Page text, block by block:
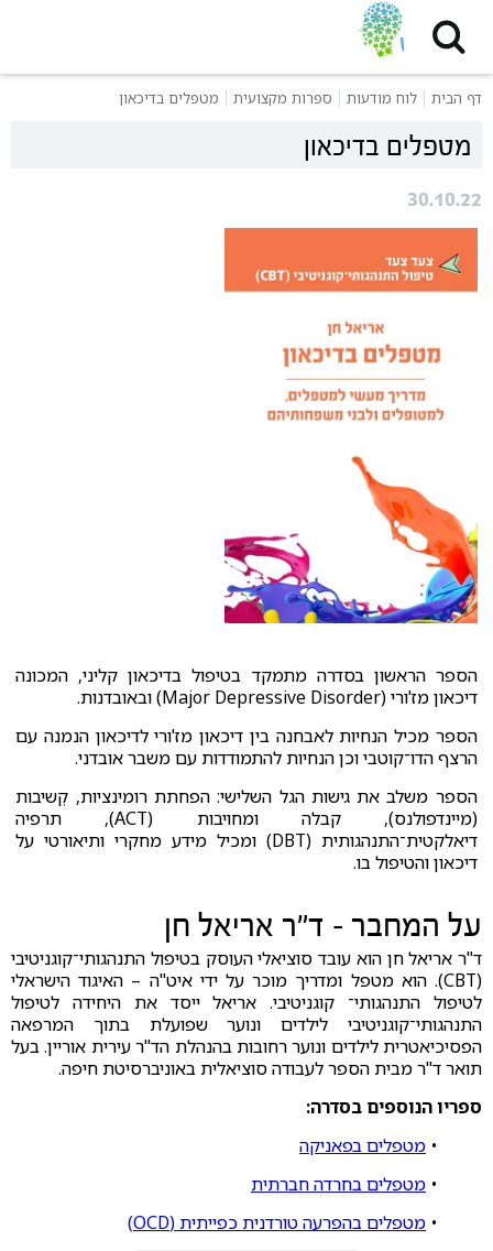
דף הבית לוח מודעות ספרות מקצועית מטפלים בדיכאון
מטפלים בדיכאון
30.10.22
הספר הראשון בסדרה מתמקד בטיפול בדיכאון קליני, המכונה
דיכאון מז'ורי (Major Depressive Disorder) ובאובדנות.
הספר מכיל הנחיות לאבחנה בין דיכאון מז'ורי לדיכאון הנמנה עם
הרצף הדו־קוטבי וכן הנחיות להתמודדות עם משבר אובדני.
הספר משלב את גישות הגל השלישי: הפחתת רומינציות, קְשיבות
(מיינדפולנס), קבלה ומחויבות (ACT), תרפיה
דיאלקטית־התנהגותית (DBT) ומכיל מידע מחקרי ותיאורטי על
דיכאון והטיפול בו.
על המחבר – ד"ר אריאל חן
ד"ר אריאל חן הוא עובד סוציאלי העוסק בטיפול התנהגותי־קוגניטיבי
(CBT). הוא מטפל ומדריך מוכר על ידי איט"ה – האיגוד הישראלי
לטיפול התנהגותי־ קוגניטיבי. אריאל ייסד את היחידה לטיפול
התנהגותי־קוגניטיבי לילדים ונוער שפועלת בתוך המרפאה
הפסיכיאטרית לילדים ונוער רחובות בהנהלת הד"ר עירית אוריין. בעל
תואר ד"ר מבית הספר לעבודה סוציאלית באוניברסיטת חיפה.
ספריו הנוספים בסדרה:
• מטפלים בפאניקה
• מטפלים בחרדה חברתית
• מטפלים בהפרעה טורדנית כפייתית (OCD)